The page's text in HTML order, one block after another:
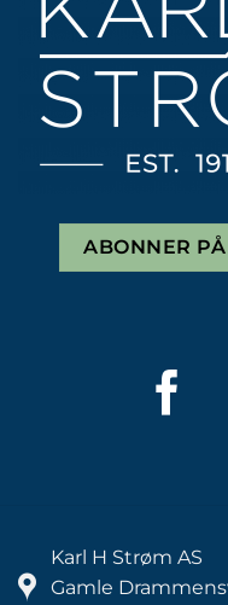
ABONNER
Karl H Strøm AS
Gamle